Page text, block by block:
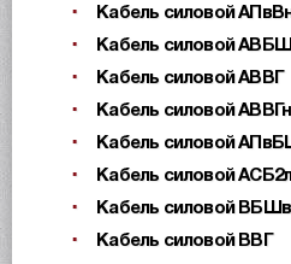
Кабель силовой
Кабель силовой
Кабель силовой АВВГ
Кабель силовой
Кабель силовой
Кабель силовой
Кабель силовой ВБШв
Кабель силовой ВВГ